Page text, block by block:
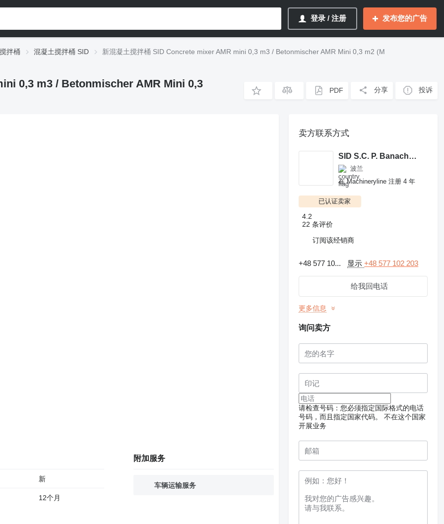
登录 / 注册 发布您的广告
拌桶 混凝土搅拌桶 SID 新混凝土搅拌桶 SID Concrete mixer AMR mini 0,3 m3 / Betonmischer AMR Mini 0,3 m2 (M
0,3 m3 / Betonmischer AMR Mini 0,3
PDF 分享 投诉
新
12个月
附加服务
车辆运输服务
卖方联系方式
SID S.C. P. Banach, M. Rejka
波兰
在 Machineryline 注册 4 年
已认证卖家
4.2
22 条评价
订阅该经销商
+48 577 10... 显示+48 577 102 203
给我回电话
更多信息
询问卖方
请检查号码：您必须指定国际格式的电话
号码，而且指定国家代码。
不在这个国家
开展业务